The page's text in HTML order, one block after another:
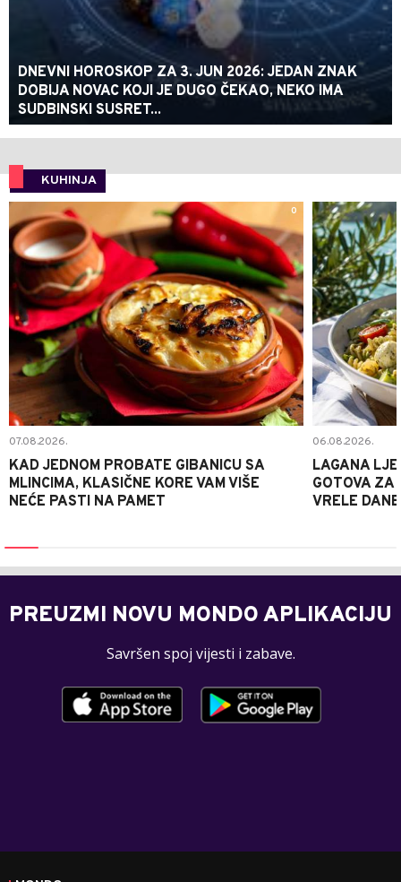
DNEVNI HOROSKOP ZA 3. JUN 2026: JEDAN ZNAK
DOBIJA NOVAC KOJI JE DUGO ČEKAO, NEKO IMA
SUDBINSKI SUSRET...
KUHINJA
0
07.08.2026.
KAD JEDNOM PROBATE GIBANICU SA
MLINCIMA, KLASIČNE KORE VAM VIŠE
NEĆE PASTI NA PAMET
06.08.2026.
LAGANA
GOTOVA ZA
VRELE DANE
PREUZMI NOVU MONDO APLIKACIJU
Savršen spoj vijesti i zabave.